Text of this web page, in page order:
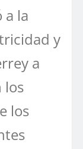
a la
y
a
los
los